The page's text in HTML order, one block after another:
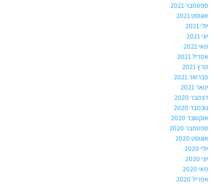
ספטמבר 2021
אוגוסט 2021
יולי 2021
יוני 2021
מאי 2021
אפריל 2021
מרץ 2021
פברואר 2021
ינואר 2021
דצמבר 2020
נובמבר 2020
אוקטובר 2020
ספטמבר 2020
אוגוסט 2020
יולי 2020
יוני 2020
מאי 2020
אפריל 2020